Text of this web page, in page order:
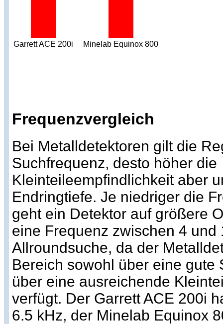
Garrett ACE 200i Minelab Equinox 800
Frequenzvergleich
Bei Metalldetektoren gilt die
Suchfrequenz, desto höher die
Kleinteileempfindlichkeit aber
Endringtiefe. Je niedriger die
geht ein Detektor auf größere
eine Frequenz zwischen 4
Allroundsuche, da der
Bereich sowohl über eine gute
über eine ausreichende
verfügt. Der Garrett ACE 200i
6.5 kHz, der Minelab Equinox